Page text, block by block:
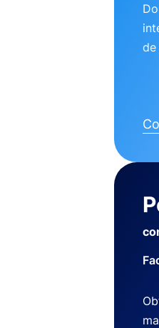
de